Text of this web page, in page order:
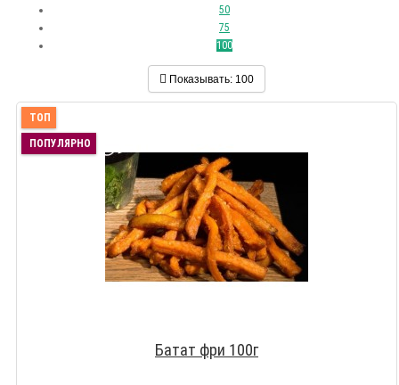
50
75
100
Показывать: 100
ТОП
ПОПУЛЯРНО
Батат фри 100г